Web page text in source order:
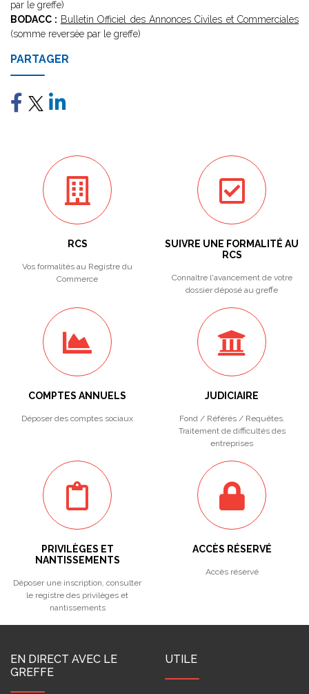
par le greffe)
BODACC : Bulletin Officiel des Annonces Civiles et Commerciales
(somme reversée par le greffe)
PARTAGER
RCS
Vos formalités au Registre du
Commerce
SUIVRE UNE FORMALITÉ AU
RCS
Connaître l'avancement de votre
dossier déposé au greffe
COMPTES ANNUELS
Déposer des comptes sociaux
JUDICIAIRE
Fond / Référés / Requêtes.
Traitement de difficultés des
entreprises
PRIVILÈGES ET
NANTISSEMENTS
Déposer une inscription, consulter
le registre des privilèges et
nantissements
ACCÈS RÉSERVÉ
Accès réservé
EN DIRECT AVEC LE
GREFFE
UTILE